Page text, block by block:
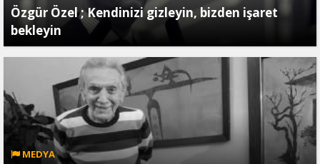
Özgür Özel ; Kendinizi gizleyin, bizden işaret
bekleyin
MEDYA